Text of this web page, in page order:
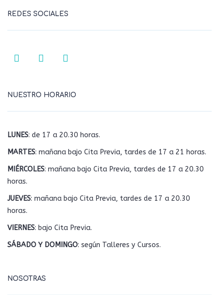
REDES SOCIALES
NUESTRO HORARIO
LUNES: de 17 a 20.30 horas.
MARTES: mañana bajo Cita Previa, tardes de 17 a 21 horas.
MIÉRCOLES: mañana bajo Cita Previa, tardes de 17 a 20.30
horas.
JUEVES: mañana bajo Cita Previa, tardes de 17 a 20.30
horas.
VIERNES: bajo Cita Previa.
SÁBADO Y DOMINGO: según Talleres y Cursos.
NOSOTRAS